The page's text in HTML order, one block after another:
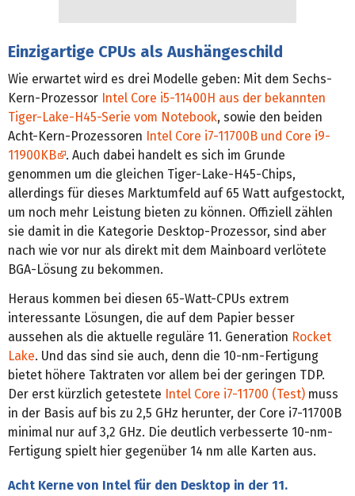
Einzigartige CPUs als Aushängeschild
Wie erwartet wird es drei Modelle geben: Mit dem Sechs-
Kern-Prozessor Intel Core i5-11400H aus der bekannten
Tiger-Lake-H45-Serie vom Notebook, sowie den beiden
Acht-Kern-Prozessoren Intel Core i7-11700B und Core i9-
11900KB
. Auch dabei handelt es sich im Grunde
genommen um die gleichen Tiger-Lake-H45-Chips,
allerdings für dieses Marktumfeld auf 65 Watt aufgestockt,
um noch mehr Leistung bieten zu können. Offiziell zählen
sie damit in die Kategorie Desktop-Prozessor, sind aber
nach wie vor nur als direkt mit dem Mainboard verlötete
BGA-Lösung zu bekommen.
Heraus kommen bei diesen 65-Watt-CPUs extrem
interessante Lösungen, die auf dem Papier besser
aussehen als die aktuelle reguläre 11. Generation Rocket
Lake. Und das sind sie auch, denn die 10-nm-Fertigung
bietet höhere Taktraten vor allem bei der geringen TDP.
Der erst kürzlich getestete Intel Core i7-11700 (Test) muss
in der Basis auf bis zu 2,5 GHz herunter, der Core i7-11700B
minimal nur auf 3,2 GHz. Die deutlich verbesserte 10-nm-
Fertigung spielt hier gegenüber 14 nm alle Karten aus.
Acht Kerne von Intel für den Desktop in der 11.